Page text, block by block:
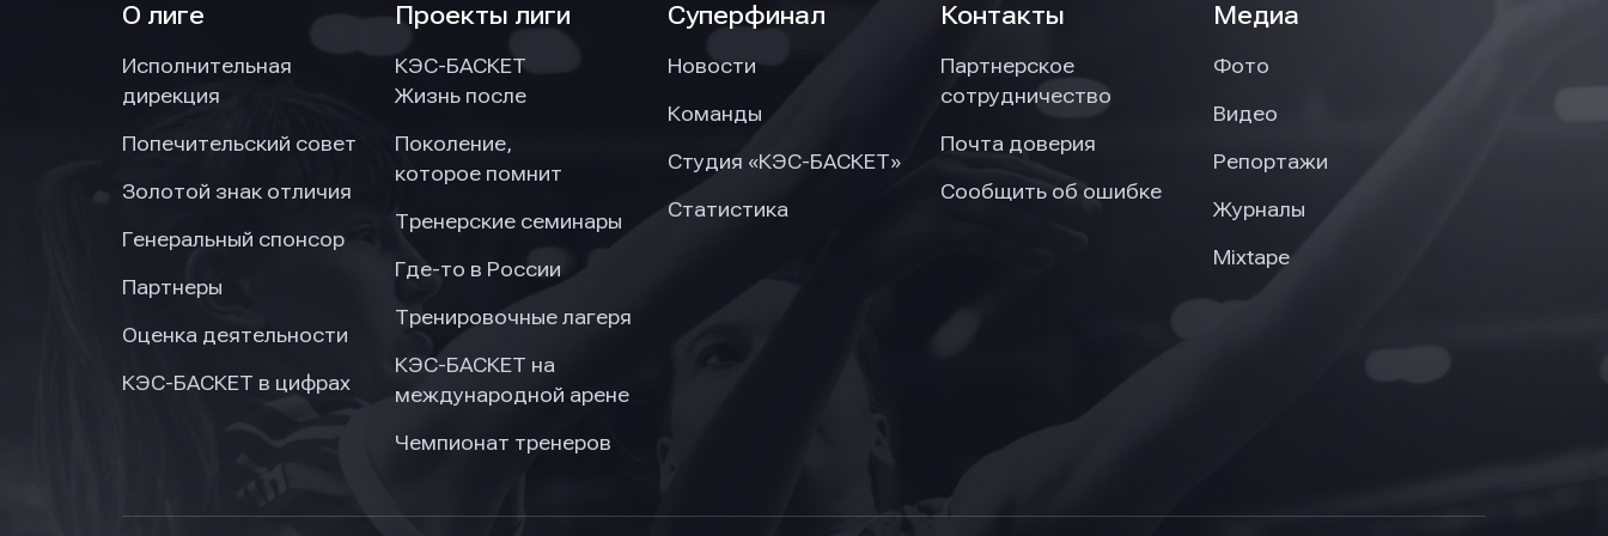
О лиге
Исполнительная
дирекция
Попечительский совет
Золотой знак отличия
Генеральный спонсор
Партнеры
Оценка деятельности
КЭС-БАСКЕТ в цифрах
Проекты лиги
КЭС-БАСКЕТ
Жизнь после
Поколение,
которое помнит
Тренерские семинары
Где-то в России
Тренировочные лагеря
КЭС-БАСКЕТ на
международной арене
Чемпионат тренеров
Суперфинал
Новости
Команды
Студия «КЭС-БАСКЕТ»
Статистика
Контакты
Партнерское
сотрудничество
Почта доверия
Сообщить об ошибке
Медиа
Фото
Видео
Репортажи
Журналы
Mixtape